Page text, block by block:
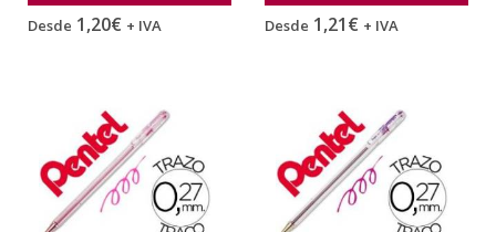
Desde 1,20€ + IVA Desde 1,21€ + IVA